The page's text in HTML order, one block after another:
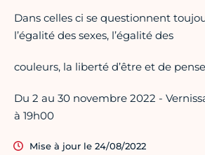
Dans celles ci se questionnent
l’égalité des sexes, l’égalité des
couleurs, la liberté d’être et de
Du 2 au 30 novembre 2022 -
à 19h00
Mise à jour le 24/08/2022